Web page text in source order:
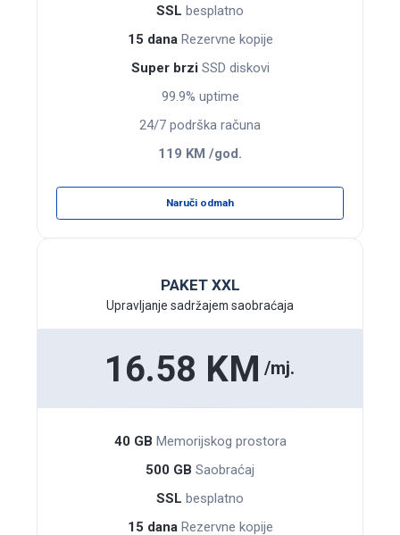
SSL besplatno
15 danaRezervne kopije
Super brziSSD diskovi
99.9% uptime
24/7 podrška računa
119 KM /god.
Naruči odmah
PAKET XXL
Upravljanje sadržajem saobraćaja
16.58 KM /mj.
40 GB Memoriјskog prostora
500 GB Saobraćaj
SSL besplatno
15 danaRezervne kopije